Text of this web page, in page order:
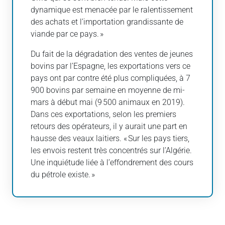
dynamique est menacée par le ralentissement
des achats et l’importation grandissante de
viande par ce pays. »
Du fait de la dégradation des ventes de jeunes
bovins par l’Espagne, les exportations vers ce
pays ont par contre été plus compliquées, à 7
900 bovins par semaine en moyenne de mi-
mars à début mai (9 500 animaux en 2019).
Dans ces exportations, selon les premiers
retours des opérateurs, il y aurait une part en
hausse des veaux laitiers. « Sur les pays tiers,
les envois restent très concentrés sur l’Algérie.
Une inquiétude liée à l’effondrement des cours
du pétrole existe. »